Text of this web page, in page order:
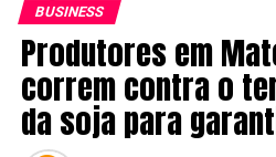
BUSINESS
Produtores em
correm contra o
da soja para